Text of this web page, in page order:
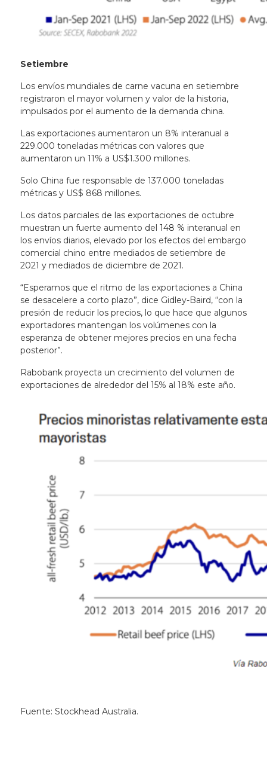
Setiembre
Los envíos mundiales de carne vacuna en setiembre
registraron el mayor volumen y valor de la historia,
impulsados ​​por el aumento de la demanda china.
Las exportaciones aumentaron un 8% interanual a
229.000 toneladas métricas con valores que
aumentaron un 11% a US$1.300 millones.
Solo China fue responsable de 137.000 toneladas
métricas y US$ 868 millones.
Los datos parciales de las exportaciones de octubre
muestran un fuerte aumento del 148 % interanual en
los envíos diarios, elevado por los efectos del embargo
comercial chino entre mediados de setiembre de
2021 y mediados de diciembre de 2021.
“Esperamos que el ritmo de las exportaciones a China
se desacelere a corto plazo”, dice Gidley-Baird, “con la
presión de reducir los precios, lo que hace que algunos
exportadores mantengan los volúmenes con la
esperanza de obtener mejores precios en una fecha
posterior”.
Rabobank proyecta un crecimiento del volumen de
exportaciones de alrededor del 15% al ​​18% este año.
Fuente: Stockhead Australia.